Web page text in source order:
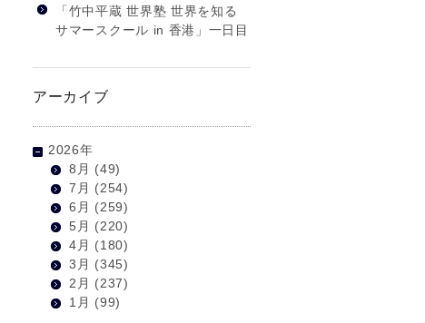
「竹中平蔵 世界塾 世界を知る
サマースクール in 香港」一日目
アーカイブ
2026年
8月 (49)
7月 (254)
6月 (259)
5月 (220)
4月 (180)
3月 (345)
2月 (237)
1月 (99)